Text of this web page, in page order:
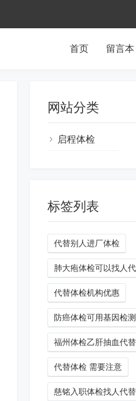
首页 留言本
网站分类
启程体检
标签列表
代替别人进厂体检
肺大疱体检可以找人
代替体检机构优惠
防癌体检可用基因检
福州体检乙肝抽血代替
代替体检 需要注意
慈铭入职体检找人代